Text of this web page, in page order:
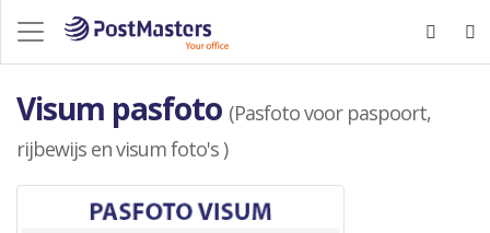
Visum pasfoto (Pasfoto voor paspoort,
rijbewijs en visum foto's )